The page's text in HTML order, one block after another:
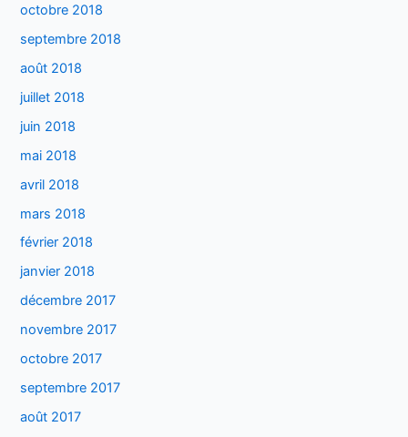
octobre 2018
septembre 2018
août 2018
juillet 2018
juin 2018
mai 2018
avril 2018
mars 2018
février 2018
janvier 2018
décembre 2017
novembre 2017
octobre 2017
septembre 2017
août 2017